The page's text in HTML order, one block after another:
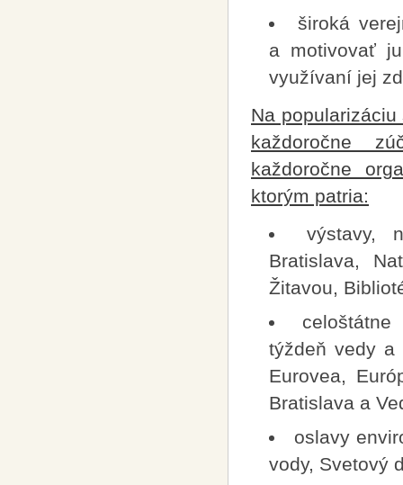
široká
a motivovať
využívaní jej
Na
každoročne
každoročne
ktorým patria:
výstavy,
Bratislava,
Žitavou,
týždeň vedy a
Eurovea,
Bratislava a
oslavy
vody, Svetový